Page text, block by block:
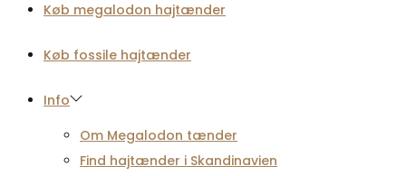
Køb megalodon hajtænder
Køb fossile hajtænder
Info
Om Megalodon tænder
Find hajtænder i Skandinavien